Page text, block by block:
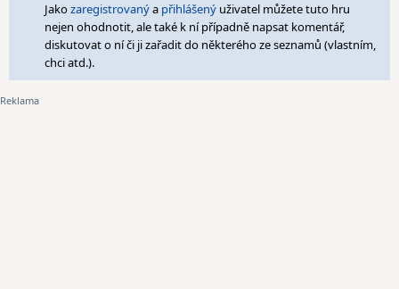
Jakozaregistrovanýa přihlášený uživatel můžete tuto hru
nejen ohodnotit, ale také k ní případně napsat komentář,
diskutovat o ní či ji zařadit do některého ze seznamů (vlastním,
chci atd.).